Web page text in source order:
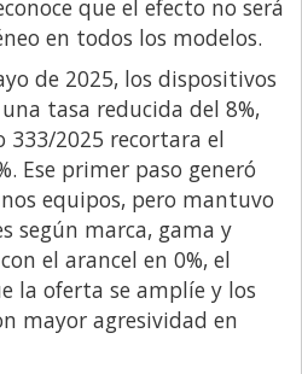
que el efecto no será
en todos los modelos.
de 2025, los dispositivos
tasa reducida del 8%,
333/2025 recortara el
Ese primer paso generó
equipos, pero mantuvo
según marca, gama y
el arancel en 0%, el
la oferta se amplíe y los
mayor agresividad en